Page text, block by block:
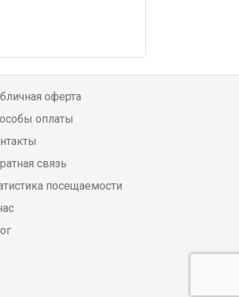
оферта
оплаты
связь
посещаемости